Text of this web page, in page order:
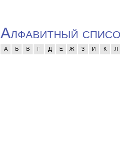
Алфавитный
А Б В Г Д Е Ж З И К Л